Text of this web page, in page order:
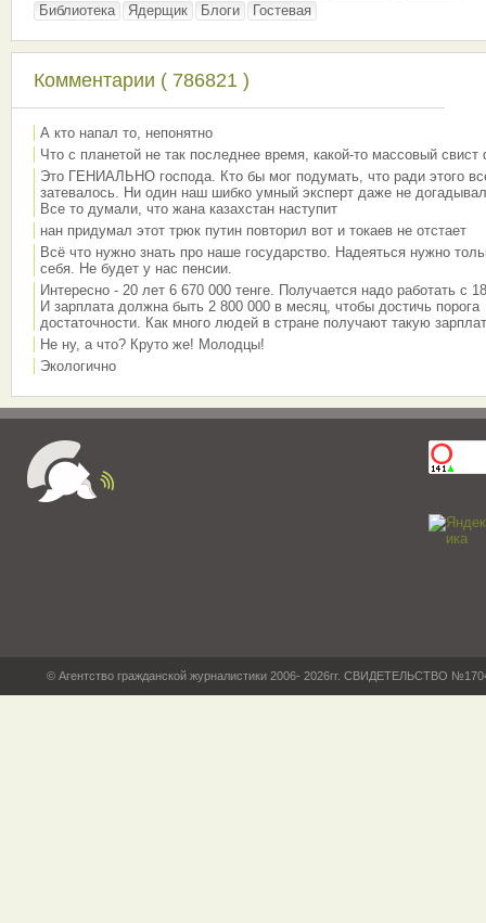
Библиотека
Ядерщик Блоги Гостевая
Комментарии ( 786821 )
А кто напал то, непонятно
Что с планетой не так последнее время, какой-то массовый свист
Это ГЕНИАЛЬНО господа. Кто бы мог подумать, что ради этого
затевалось. Ни один наш шибко умный эксперт даже не
Все то думали, что жана казахстан наступит
нан придумал этот трюк путин повторил вот и токаев не отстает
Всё что нужно знать про наше государство. Надеяться нужно
себя. Не будет у нас пенсии.
Интересно - 20 лет 6 670 000 тенге. Получается надо работать с
И зарплата должна быть 2 800 000 в месяц, чтобы достичь порога
достаточности. Как много людей в стране получают такую
Не ну, а что? Круто же! Молодцы!
Экологично
© Агентство гражданской журналистики 2006- 2026гг. СВИДЕТЕЛЬСТВО